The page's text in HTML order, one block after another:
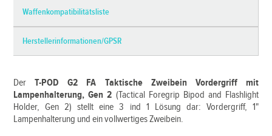
Waffenkompatibilitätsliste
Herstellerinformationen/GPSR
DerT-POD G2 FA Taktische Zweibein Vordergriff mit
Lampenhalterung, Gen 2 (Tactical Foregrip Bipod and Flashlight
Holder, Gen 2) stellt eine 3 ind 1 Lösung dar: Vordergriff, 1"
Lampenhalterung und ein vollwertiges Zweibein.